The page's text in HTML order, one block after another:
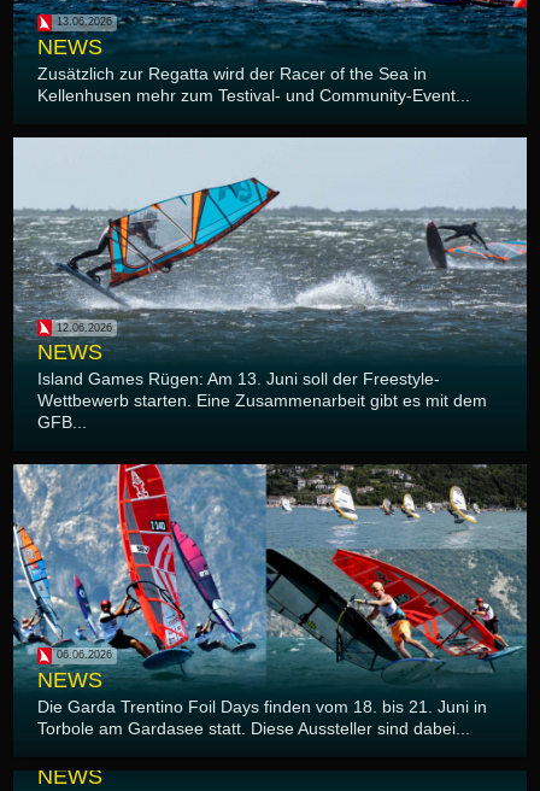
13.06.2026
NEWS
Zusätzlich zur Regatta wird der Racer of the Sea in
Kellenhusen mehr zum Testival- und Community-Event...
12.06.2026
NEWS
Island Games Rügen: Am 13. Juni soll der Freestyle-
Wettbewerb starten. Eine Zusammenarbeit gibt es mit dem
GFB...
06.06.2026
NEWS
Die Garda Trentino Foil Days finden vom 18. bis 21. Juni in
Torbole am Gardasee statt. Diese Aussteller sind dabei...
NEWS